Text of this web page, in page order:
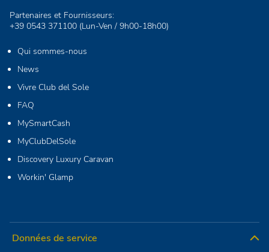
Partenaires et Fournisseurs:
+39 0543 371100 (Lun-Ven / 9h00-18h00)
Qui sommes-nous
News
Vivre Club del Sole
FAQ
MySmartCash
MyClubDelSole
Discovery Luxury Caravan
Workin' Glamp
Données de service